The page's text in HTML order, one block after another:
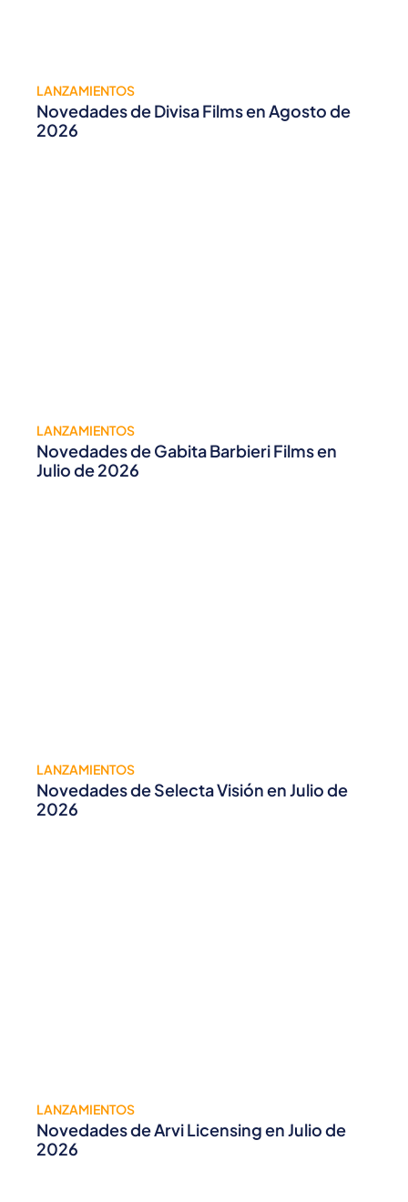
LANZAMIENTOS
Novedades de Divisa Films en Agosto de
2026
LANZAMIENTOS
Novedades de Gabita Barbieri Films en
Julio de 2026
LANZAMIENTOS
Novedades de Selecta Visión en Julio de
2026
LANZAMIENTOS
Novedades de Arvi Licensing en Julio de
2026